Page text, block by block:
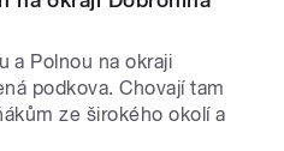
a Polnou na okraji
podkova. Chovají tam
ze širokého okolí a